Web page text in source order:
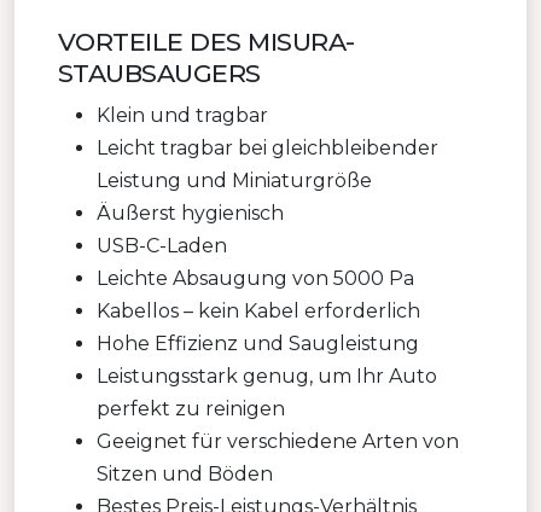
VORTEILE DES MISURA-
STAUBSAUGERS
Klein und tragbar
Leicht tragbar bei gleichbleibender
Leistung und Miniaturgröße
Äußerst hygienisch
USB-C-Laden
Leichte Absaugung von 5000 Pa
Kabellos – kein Kabel erforderlich
Hohe Effizienz und Saugleistung
Leistungsstark genug, um Ihr Auto
perfekt zu reinigen
Geeignet für verschiedene Arten von
Sitzen und Böden
Bestes Preis-Leistungs-Verhältnis